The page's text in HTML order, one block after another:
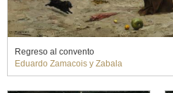
Regreso al convento
Eduardo Zamacois y Zabala